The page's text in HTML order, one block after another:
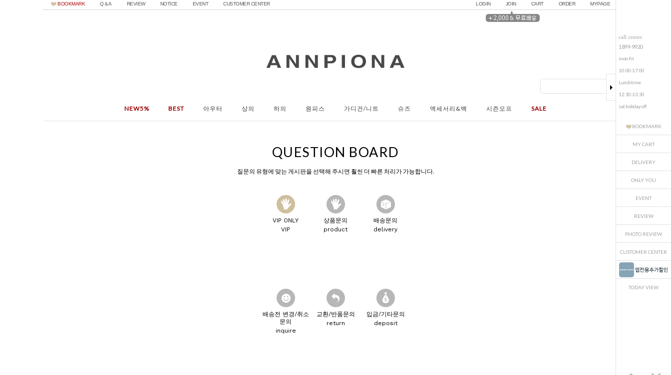
BOOKMARK Q＆A REVIEW NOTICE EVENT CUSTOMER CENTER LOGIN JOIN CART ORDER MYPAGE
NEW5% BEST 아우터 상의 하의 원피스 가디건/니트 슈즈 액세서리&백 시즌오프 SALE
call center.
1899-9920
mon-fri
10:00-17:00
Lunchtime
12:30-13:30
sat.holiday off
BOOKMARK
MY CART
DELIVERY
ONLY YOU
EVENT
REVIEW
PHOTO REVIEW
CUSTOMER CENTER
TODAY VIEW
QUESTION BOARD
질문의 유형에 맞는 게시판을 선택해 주시면 훨씬 더 빠른 처리가 가능합니다.
VIP ONLY
VIP
상품문의
product
배송문의
delivery
배송전 변경/취소
문의
inquire
교환/반품문의
return
입금/기타문의
deposit